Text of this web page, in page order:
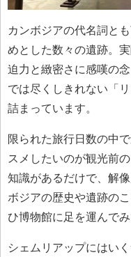
カンボジアの代名詞と
めとした数々の遺跡。
迫力と緻密さに感嘆の
では尽くしきれない「
詰まっています。
限られた旅行日数の中
スメしたいのが観光前
知識があるだけで、解
ボジアの歴史や遺跡の
ひ博物館に足を運んでみ
シェムリアップにはい